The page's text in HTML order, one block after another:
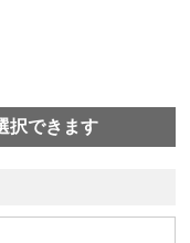
択できます